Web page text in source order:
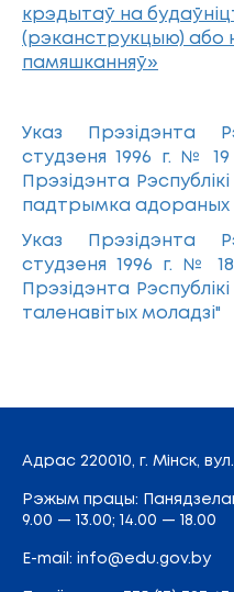
крэдытаў на
(рэканструкцыю) або
памяшканняў»
Указ Прэзідэнта
студзеня 1996 г. №
Прэзідэнта
падтрымка адораных
Указ Прэзідэнта
студзеня 1996 г. №
Прэзідэнта
таленавітых моладзі"
Адрас 220010, г. Мінск,
Рэжым працы:
9.00 — 13.00; 14.00 — 18.00
E-mail: info@edu.gov.by